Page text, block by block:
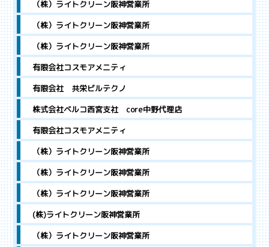
（株）ライトクリーン阪神営業所
（株）ライトクリーン阪神営業所
（株）ライトクリーン阪神営業所
有限会社コスモアメニティ
有限会社 共栄ビルテクノ
株式会社ベルコ西宮支社 core中野代理店
有限会社コスモアメニティ
（株）ライトクリーン阪神営業所
（株）ライトクリーン阪神営業所
（株）ライトクリーン阪神営業所
(株)ライトクリーン阪神営業所
（株）ライトクリーン阪神営業所